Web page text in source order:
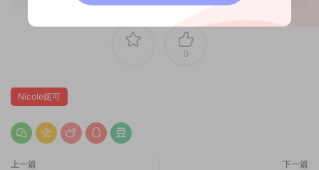
0
Nicole妮可
上一篇 下一篇